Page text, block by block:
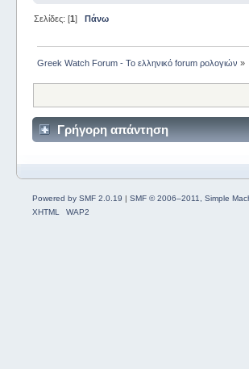
Σελίδες: [1] Πάνω
Greek Watch Forum - Το ελληνικό forum ρολογιών »
Γρήγορη απάντηση
Powered by SMF 2.0.19 | SMF © 2006–2011, Simple
XHTML
WAP2